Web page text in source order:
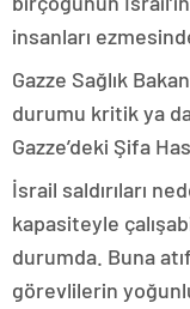
insanları
Gazze Sağlık
durumu kritik ya da
Gazze’deki Şifa
İsrail saldırıları
kapasiteyle
durumda. Buna
görevlilerin